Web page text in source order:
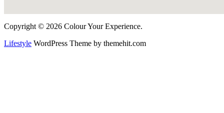
Copyright © 2026 Colour Your Experience.
Lifestyle WordPress Theme by themehit.com